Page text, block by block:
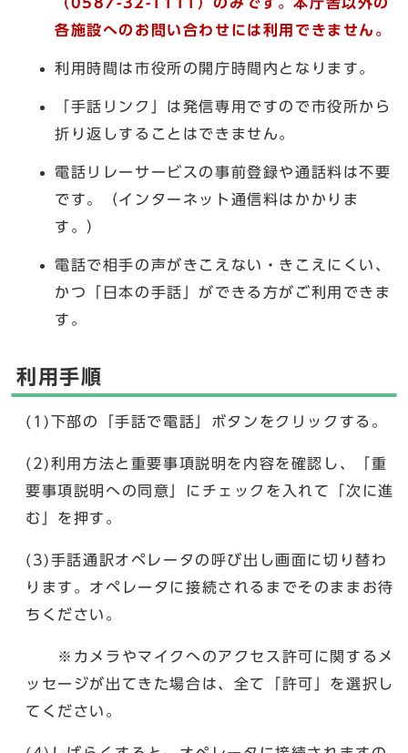
各施設へのお問い合わせには利用できません。
利用時間は市役所の開庁時間内となります。
「手話リンク」は発信専用ですので市役所から
折り返しすることはできません。
電話リレーサービスの事前登録や通話料は不要
です。（インターネット通信料はかかりま
す。）
電話で相手の声がきこえない・きこえにくい、
かつ「日本の手話」ができる方がご利用できま
す。
利用手順
(1)下部の「手話で電話」ボタンをクリックする。
(2)利用方法と重要事項説明を内容を確認し、「重
要事項説明への同意」にチェックを入れて「次に進
む」を押す。
(3)手話通訳オペレータの呼び出し画面に切り替わ
ります。オペレータに接続されるまでそのままお待
ちください。
※カメラやマイクへのアクセス許可に関するメ
ッセージが出てきた場合は、全て「許可」を選択し
てください。